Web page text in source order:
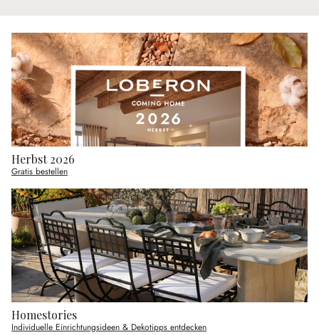
Herbst 2026
Gratis bestellen
Homestories
Individuelle Einrichtungsideen & Dekotipps entdecken